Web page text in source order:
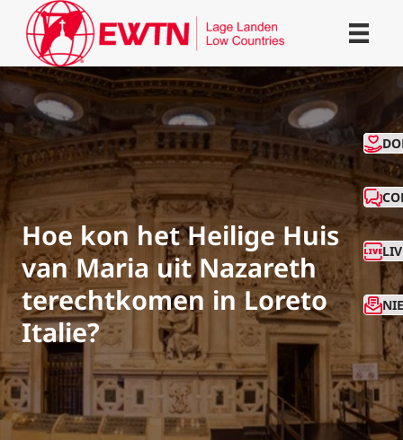
Hoe kon het Heilige Huis
van Maria uit Nazareth
terechtkomen in Loreto
Italie?